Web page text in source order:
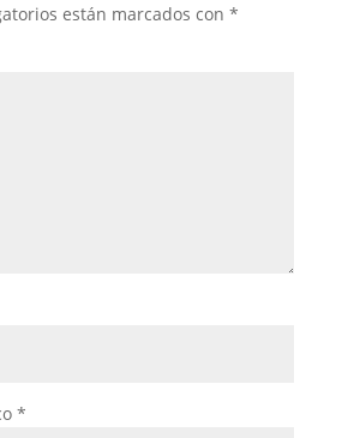
están marcados con *
*